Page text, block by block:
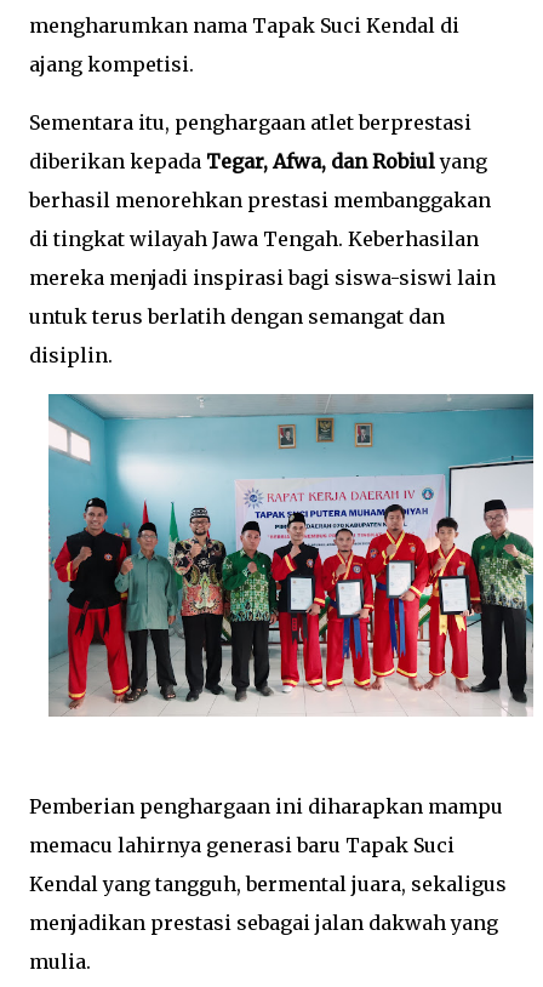
mengharumkan nama Tapak Suci Kendal di
ajang kompetisi.
Sementara itu, penghargaan atlet berprestasi
diberikan kepada Tegar, Afwa, dan Robiulyang
berhasil menorehkan prestasi membanggakan
di tingkat wilayah Jawa Tengah. Keberhasilan
mereka menjadi inspirasi bagi siswa-siswi lain
untuk terus berlatih dengan semangat dan
disiplin.
Pemberian penghargaan ini diharapkan mampu
memacu lahirnya generasi baru Tapak Suci
Kendal yang tangguh, bermental juara, sekaligus
menjadikan prestasi sebagai jalan dakwah yang
mulia.